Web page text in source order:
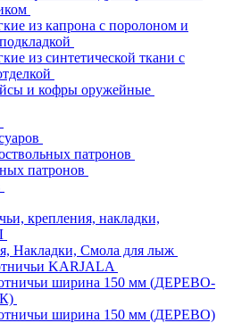
из капрона с поролоном и
из синтетической ткани с
и кофры оружейные
патронов
патронов
крепления, накладки,
Накладки, Смола для лыж
KARJALA
ширина 150 мм (ДЕРЕВО-
ширина 150 мм (ДЕРЕВО)